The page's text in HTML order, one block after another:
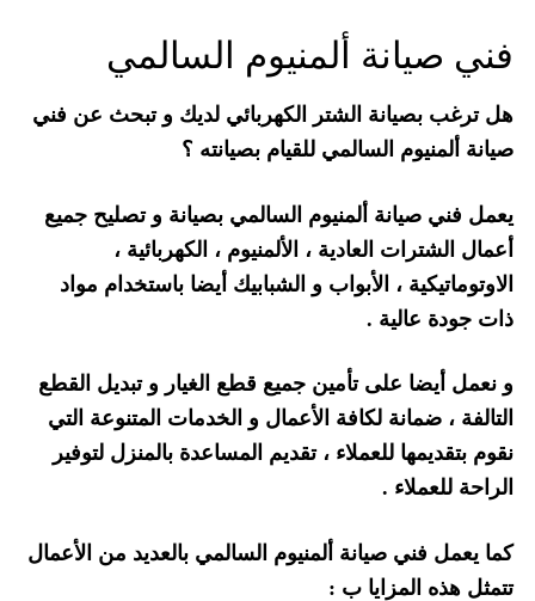
فني صيانة ألمنيوم السالمي
هل ترغب بصيانة الشتر الكهربائي لديك و تبحث عن فني
صيانة ألمنيوم السالمي للقيام بصيانته ؟
يعمل فني صيانة ألمنيوم السالمي بصيانة و تصليح جميع
أعمال الشترات العادية ، الألمنيوم ، الكهربائية ،
الاوتوماتيكية ، الأبواب و الشبابيك أيضا باستخدام مواد
ذات جودة عالية .
و نعمل أيضا على تأمين جميع قطع الغيار و تبديل القطع
التالفة ، ضمانة لكافة الأعمال و الخدمات المتنوعة التي
نقوم بتقديمها للعملاء ، تقديم المساعدة بالمنزل لتوفير
الراحة للعملاء .
كما يعمل فني صيانة ألمنيوم السالمي بالعديد من الأعمال
تتمثل هذه المزايا ب :